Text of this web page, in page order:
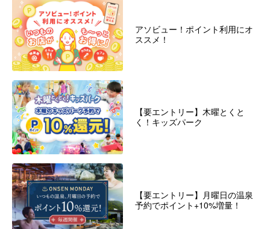
アソビュー！ポイント利用にオ
ススメ！
【要エントリー】木曜とくと
く！キッズパーク
【要エントリー】月曜日の温泉
予約でポイント+10%増量！